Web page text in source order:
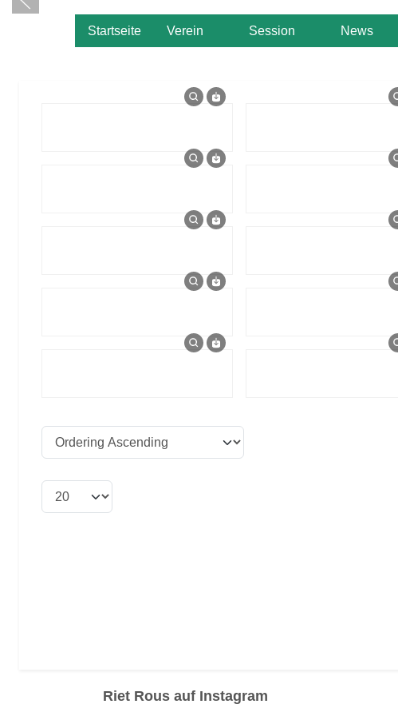
Startseite Verein Session News
Riet Rous auf Instagram